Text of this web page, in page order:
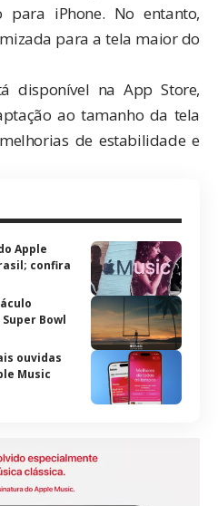
iPhone. No entanto,
para a tela maior do
disponível na App Store,
ao tamanho da tela
de estabilidade e
Apple
confira
Bowl
ouvidas
Music